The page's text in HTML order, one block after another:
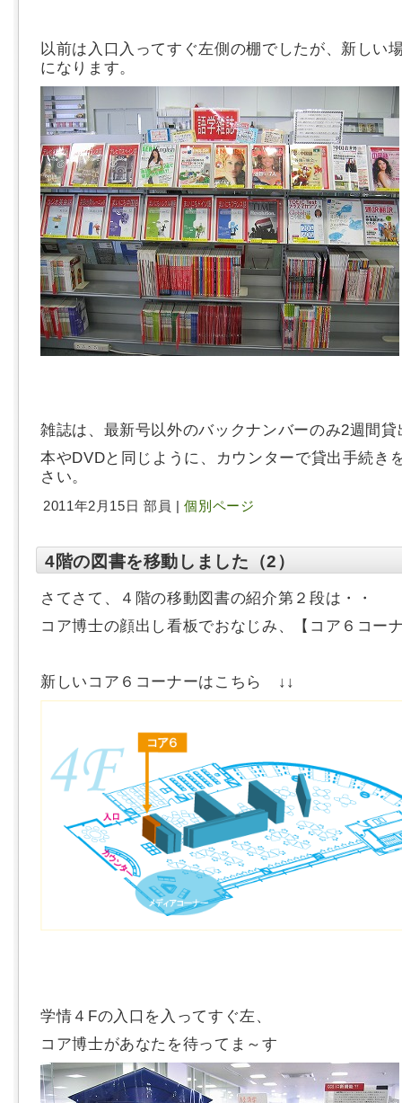
以前は入口入ってすぐ左側の棚でしたが、新しい
になります。
雑誌は、最新号以外のバックナンバーのみ2週間
本やDVDと同じように、カウンターで貸出手続き
さい。
2011年2月15日 部員 |個別ページ
4階の図書を移動しました（2）
さてさて、４階の移動図書の紹介第２段は・・
コア博士の顔出し看板でおなじみ、【コア６コー
新しいコア６コーナーはこちら ↓↓
学情４Fの入口を入ってすぐ左、
コア博士があなたを待ってま～す